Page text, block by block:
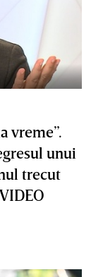
vreme”.
unui
trecut